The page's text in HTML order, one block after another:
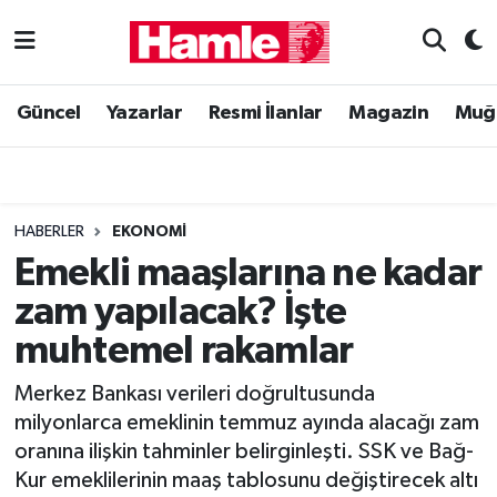
Güncel Yazarlar Resmi İlanlar Magazin
HABERLER EKONOMI
Emekli maaşlarına ne kadar
zam yapılacak? İşte
muhtemel rakamlar
Merkez Bankası verileri doğrultusunda
milyonlarca emeklinin temmuz ayında alacağı zam
oranına ilişkin tahminler belirginleşti. SSK ve Bağ-
Kur emeklilerinin maaş tablosunu değiştirecek altı
Güncel
Magazin
Muğla Haber
Siyaset
Muğla Nöbetçi Eczaneler
Muğla Trafik Yoğunluk Haritası
Süper Lig Puan Durumu ve Fikstür
Tüm Manşetler
Son Dakika Haberleri
Haber Arşivi